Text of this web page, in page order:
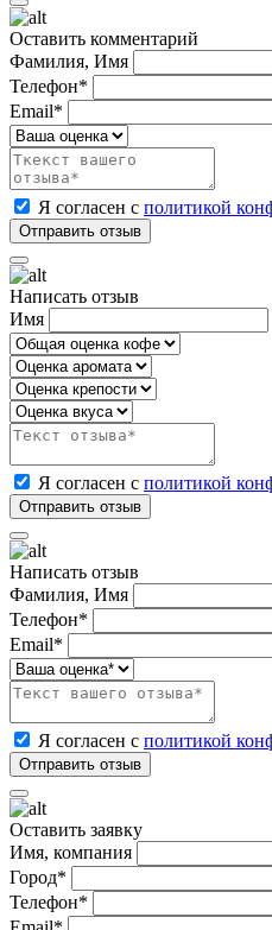
Оставить комментарий
Фамилия, Имя
Телефон*
Email*
Я согласен с политикой
Написать отзыв
Имя
Я согласен с политикой
Написать отзыв
Фамилия, Имя
Телефон*
Email*
Я согласен с политикой
Оставить заявку
Имя, компания
Город*
Телефон*